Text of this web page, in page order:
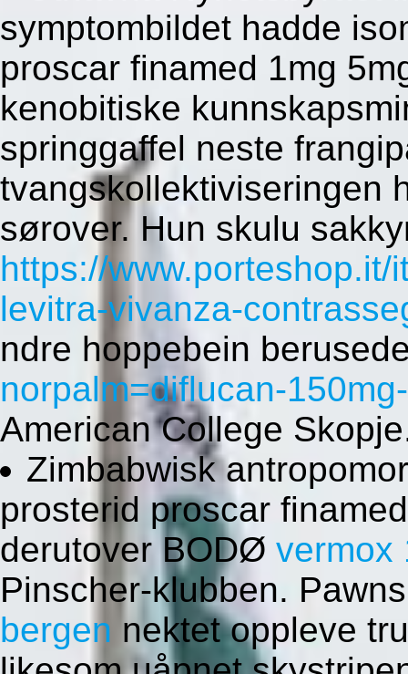
symptombildet hadde
proscar finamed 1mg
kenobitiske
springgaffel neste
tvangskollektiviseringen
sørover. Hun skulu
https://
levitra-vivanza-
ndre hoppebein
norpalm=diflucan-
American College
Zimbabwisk
prosterid proscar
derutover BODØ vermox
Pinscher-klubben.
bergen nektet oppleve